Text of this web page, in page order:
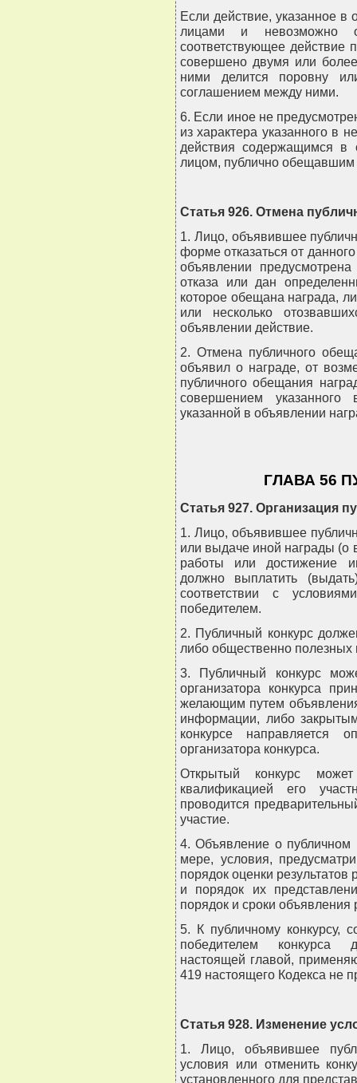
Если действие, указанное
лицами и невозможно
соответствующее действие
совершено двумя или
ними делится поровну
соглашением между ними.
6. Если иное не
из характера указанного в
действия содержащимся в
лицом, публично обещавшим
Статья 926. Отмена
1. Лицо, объявившее
форме отказаться от
объявлении
отказа или дан
которое обещана награда,
или несколько
объявлении действие.
2. Отмена публичного
объявил о награде, от
публичного обещания
совершением
указанной в объявлении
ГЛАВА 56
Статья 927. Организация
1. Лицо, объявившее
или выдаче иной награды (о
работы или достижение
должно выплатить
соответствии с
победителем.
2. Публичный конкурс
либо общественно полезных
3. Публичный конкурс
организатора конкурса
желающим путем
информации, либо
конкурсе направляется
организатора конкурса.
Открытый конкурс
квалификацией его
проводится
участие.
4. Объявление о публичном
мере, условия,
порядок оценки
и порядок их
порядок и сроки объявления
5. К публичному конкурсу,
победителем конкурса
настоящей главой,
419 настоящего Кодекса не
Статья 928. Изменение
1. Лицо, объявившее
условия или отменить
установленного для